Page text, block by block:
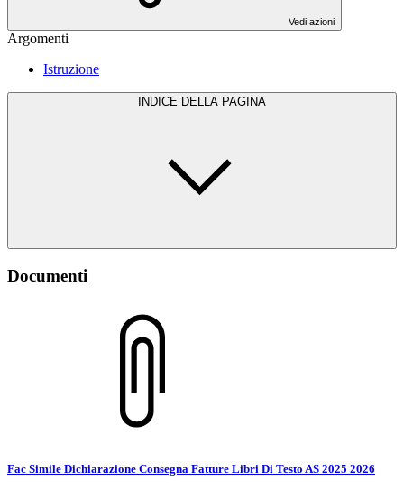
Vedi azioni
Argomenti
Istruzione
INDICE DELLA PAGINA
Documenti
Fac Simile Dichiarazione Consegna Fatture Libri Di Testo AS 2025 2026